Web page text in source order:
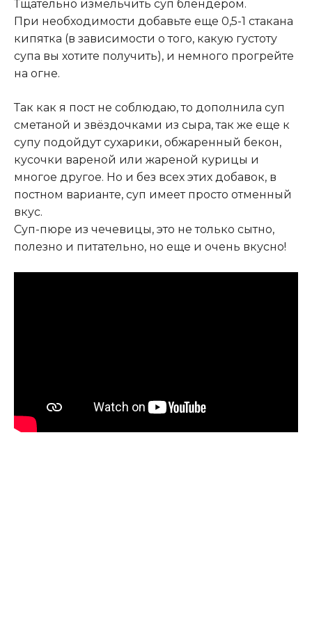
Тщательно измельчить суп блендером.
При необходимости добавьте еще 0,5-1 стакана
кипятка (в зависимости о того, какую густоту
супа вы хотите получить), и немного прогрейте
на огне.
Так как я пост не соблюдаю, то дополнила суп
сметаной и звёздочками из сыра, так же еще к
супу подойдут сухарики, обжаренный бекон,
кусочки вареной или жареной курицы и
многое другое. Но и без всех этих добавок, в
постном варианте, суп имеет просто отменный
вкус.
Суп-пюре из чечевицы, это не только сытно,
полезно и питательно, но еще и очень вкусно!